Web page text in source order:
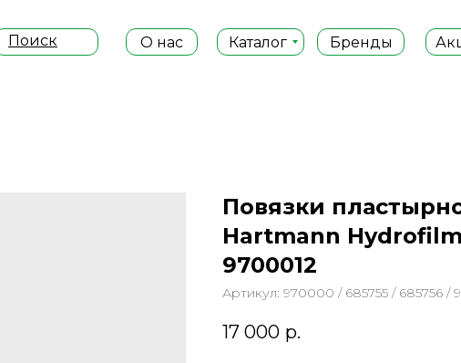
Каталог
О нас Бренды
Поиск
Повязки
Hartmann
9700012
Артикул: 970000 / 685755 / 685756 /
17 000 р.